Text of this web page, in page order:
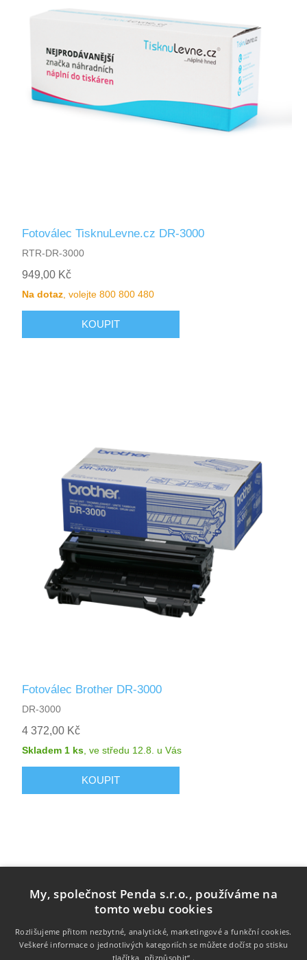
Fotoválec TisknuLevne.cz DR-3000
RTR-DR-3000
949,00 Kč
Na dotaz , volejte 800 800 480
Fotoválec Brother DR-3000
DR-3000
4 372,00 Kč
Skladem 1 ks ,ve středu 12.8. u Vás
My, společnost Penda s.r.o., používáme na
tomto webu cookies
Rozlišujeme přitom nezbytné, analytické, marketingové a funkční cookies.
Veškeré informace o jednotlivých kategoriích se můžete dočíst po stisku
tlačítka „přizpůsobit“ .